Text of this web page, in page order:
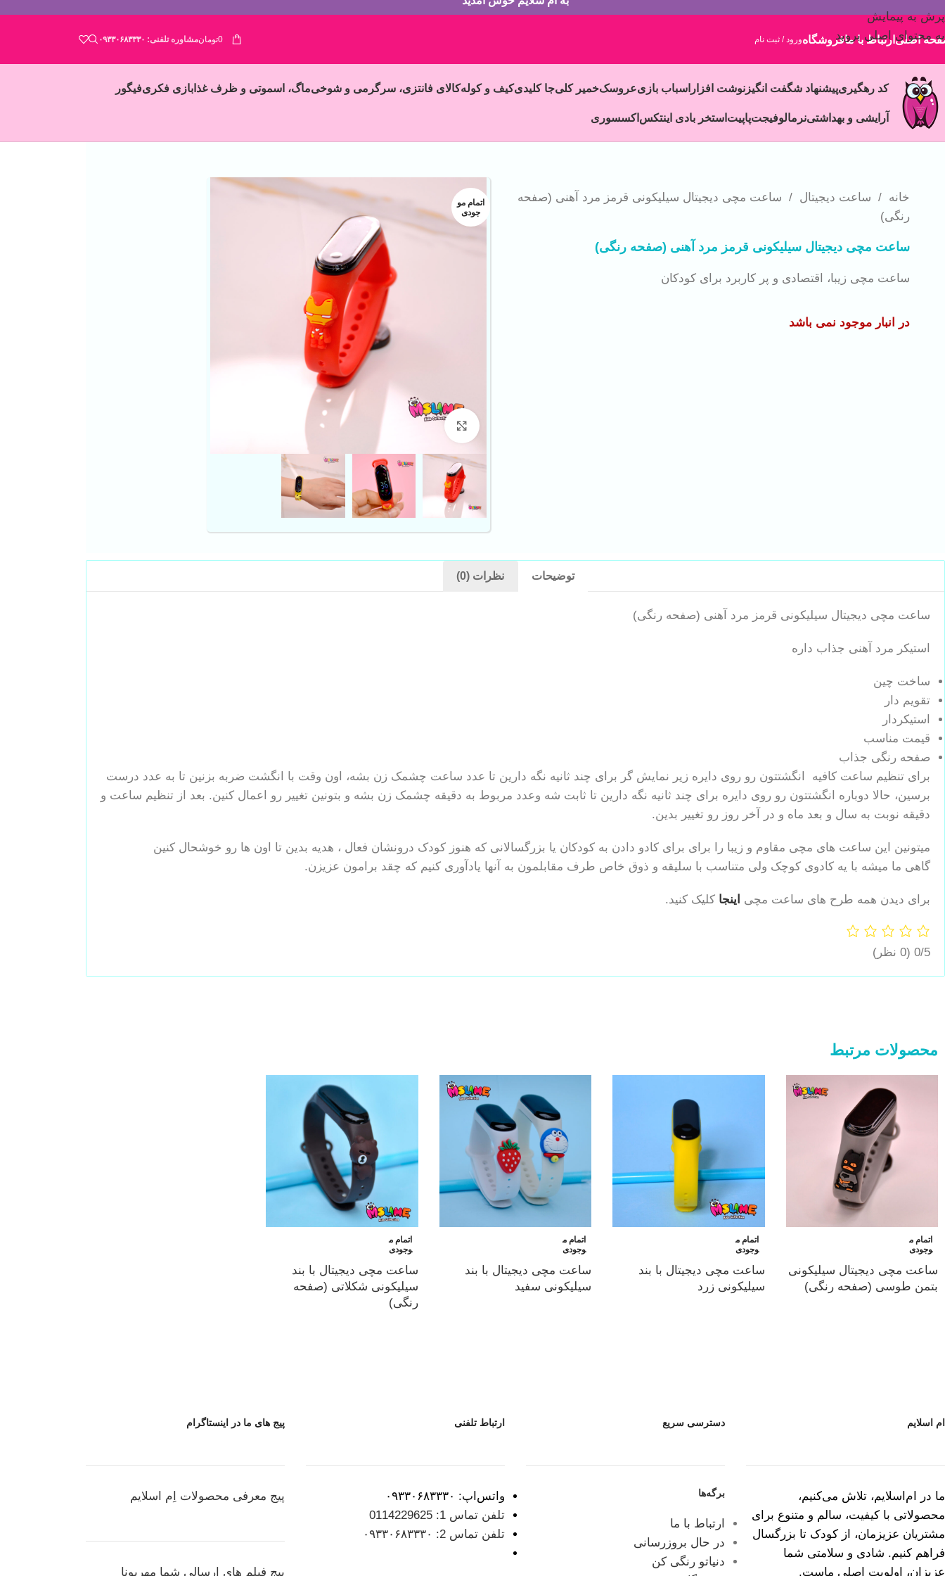
پرش به پیمایش
به محتوای اصلی بروید
اصلی ارتباط با مافروشگاهورود / ثبت نام 0تومانمشاوره تلفنی: ۰۹۳۳۰۶۸۳۳۳۰
کد رهگیریپیشنهاد شگفت انگیز نوشت افزار اسباب بازیعروسکخمیر کلیجا کلیدیکیف و کولهکالای فانتزی، سرگرمی و شوخیماگ، اسموتی و ظرف غذا بازی فکریفیگور
آرایشی و بهداشتینرمالوفیجتپاپیت استخر بادی اینتکس اکسسوری
خانه / ساعت دیجیتال / ساعت مچی دیجیتال سیلیکونی قرمز مرد آهنی (صفحه
رنگی)
ساعت مچی دیجیتال سیلیکونی قرمز مرد آهنی (صفحه رنگی)
ساعت مچی زیبا، اقتصادی و پر کاربرد برای کودکان
در انبار موجود نمی باشد
اتمام مو
جودی
بزرگنمایی تصویر
توضیحات نظرات (0)
ساعت مچی دیجیتال سیلیکونی قرمز مرد آهنی (صفحه رنگی)
استیکر مرد آهنی جذاب داره
ساخت چین
تقویم دار
استیکردار
قیمت مناسب
صفحه رنگی جذاب
برای تنظیم ساعت کافیه انگشتتون رو روی دایره زیر نمایش گر برای چند ثانیه نگه دارین تا عدد ساعت چشمک زن بشه، اون وقت با انگشت ضربه بزنین تا به عدد درست
برسین، حالا دوباره انگشتتون رو روی دایره برای چند ثانیه نگه دارین تا ثابت شه وعدد مربوط به دقیقه چشمک زن بشه و بتونین تغییر رو اعمال کنین. بعد از تنظیم ساعت و
دقیقه نوبت به سال و بعد ماه و در آخر روز رو تغییر بدین.
میتونین این ساعت های مچی مقاوم و زیبا را برای برای کادو دادن به کودکان یا بزرگسالانی که هنوز کودک درونشان فعال ، هدیه بدین تا اون ها رو خوشحال کنین
گاهی ما میشه با یه کادوی کوچک ولی متناسب با سلیقه و ذوق خاص طرف مقابلمون به آنها یادآوری کنیم که چقد برامون عزیزن.
برای دیدن همه طرح های ساعت مچی اینجا کلیک کنید.
0/5 (0 نظر)
محصولات مرتبط
اتمام م
وجودی
ساعت مچی دیجیتال سیلیکونی
بتمن طوسی (صفحه رنگی)
اتمام م
وجودی
ساعت مچی دیجیتال با بند
سیلیکونی زرد
اتمام م
وجودی
ساعت مچی دیجیتال با بند
سیلیکونی سفید
اتمام م
وجودی
ساعت مچی دیجیتال با بند
سیلیکونی شکلاتی (صفحه
رنگی)
ام اسلایم
ما در ام‌اسلایم، تلاش می‌کنیم،
محصولاتی با کیفیت، سالم و متنوع برای
مشتریان عزیزمان، از کودک تا بزرگسال
فراهم کنیم. شادی و سلامتی شما
عزیزان، اولویت اصلی ماست.
دسترسی سریع
برگه‌ها
ارتباط با ما
در حال بروزرسانی
دنیاتو رنگی کن
ارتباط تلفنی
واتس‌اپ: ۰۹۳۳۰۶۸۳۳۳۰
تلفن تماس 1: 0114229625
تلفن تماس 2: ۰۹۳۳۰۶۸۳۳۳۰
پیج های ما در اینستاگرام
پیج معرفی محصولات اِم اسلایم
پیج فیلم های ارسالی شما مهربونا